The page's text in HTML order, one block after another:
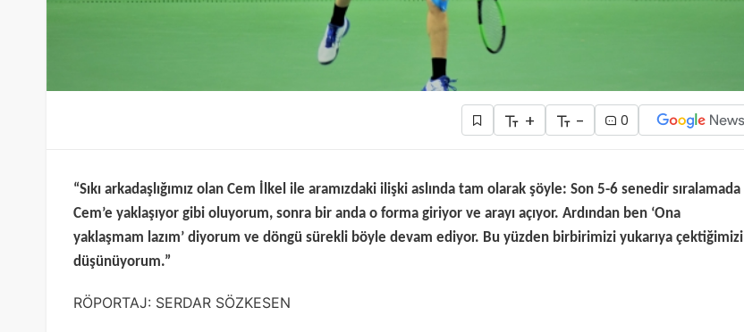
+ - 0
“Sıkı arkadaşlığımız olan Cem İlkel ile aramızdaki ilişki aslında tam olarak şöyle: Son 5-6 senedir sıralamada
Cem’e yaklaşıyor gibi oluyorum, sonra bir anda o forma giriyor ve arayı açıyor. Ardından ben ‘Ona
yaklaşmam lazım’ diyorum ve döngü sürekli böyle devam ediyor. Bu yüzden birbirimizi yukarıya çektiğimizi
düşünüyorum.”
RÖPORTAJ: SERDAR SÖZKESEN